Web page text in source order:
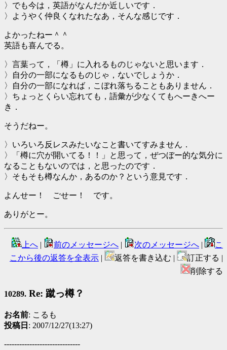
〉でも今は，英語がなんだか近しいです．
〉ようやく仲良くなれたなあ，そんな感じです．
よかったねー＾＾
英語も喜んでる。
〉言葉って，「樽」に入れるものじゃないと思います．
〉自分の一部になるものじゃ，ないでしょうか．
〉自分の一部になれば，こぼれ落ちることもありません．
〉ちょっとくらい忘れても，語彙が少なくてもへーきへー
き．
そうだねー。
〉いろいろ反レスみたいなこと書いてすみません．
〉「樽に穴が開いてる！！」と思って，ぜつぼー的な気分に
なることもないのでは，と思ったのです．
〉そもそも樽なんか，あるのか？という意見です．
よんせー！ ごせー！ です。
ありがとー。
上へ | 前のメッセージへ | 次のメッセージへ |
こ
こから後の返答を全表示 | 返答を書き込む |
訂正する |
削除する
10289. Re: 蹴っ樽？
お名前: こるも
投稿日 : 2007/12/27(13:27)
------------------------------